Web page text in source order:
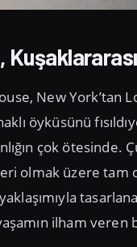
New York’tan
öyküsünü
çok ötesinde.
olmak üzere
ilham